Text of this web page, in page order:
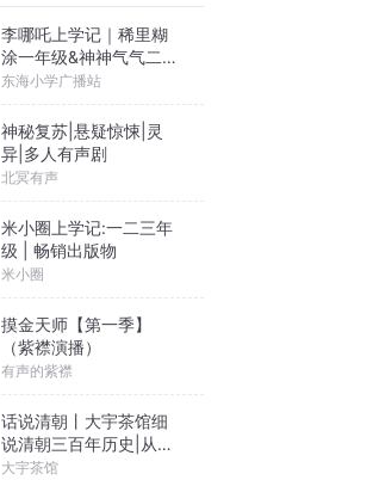
李哪吒上学记｜稀里糊
涂一年级&神神气气二年
级
东海小学广播站
神秘复苏|悬疑惊悚|灵
异|多人有声剧
北冥有声
米小圈上学记:一二三年
级 | 畅销出版物
米小圈
摸金天师【第一季】
（紫襟演播）
有声的紫襟
话说清朝丨大宇茶馆细
说清朝三百年历史|从努
尔哈赤到末代皇帝溥仪|
大宇茶馆